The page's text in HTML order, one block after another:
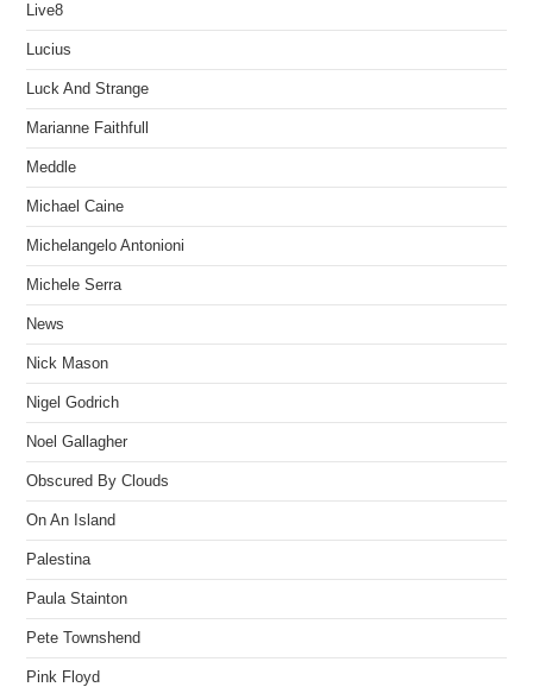
Live8
Lucius
Luck And Strange
Marianne Faithfull
Meddle
Michael Caine
Michelangelo Antonioni
Michele Serra
News
Nick Mason
Nigel Godrich
Noel Gallagher
Obscured By Clouds
On An Island
Palestina
Paula Stainton
Pete Townshend
Pink Floyd